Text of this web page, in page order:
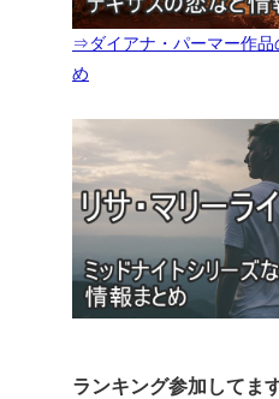
⇒ダイアナ・パーマー作品
め
ランキング参加してま